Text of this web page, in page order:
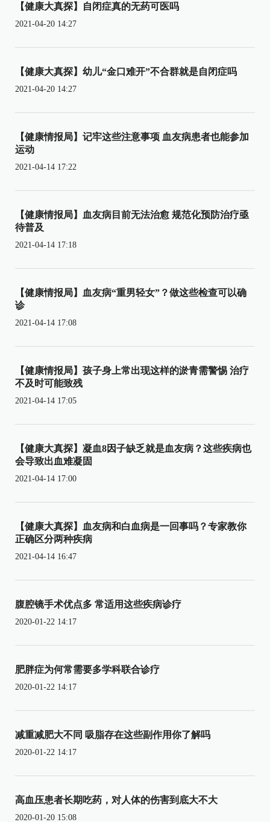
【健康大真探】自闭症真的无药可医吗
2021-04-20 14:27
【健康大真探】幼儿“金口难开”不合群就是自闭症吗
2021-04-20 14:27
【健康情报局】记牢这些注意事项 血友病患者也能参加
运动
2021-04-14 17:22
【健康情报局】血友病目前无法治愈 规范化预防治疗亟
待普及
2021-04-14 17:18
【健康情报局】血友病“重男轻女”？做这些检查可以确
诊
2021-04-14 17:08
【健康情报局】孩子身上常出现这样的淤青需警惕 治疗
不及时可能致残
2021-04-14 17:05
【健康大真探】凝血8因子缺乏就是血友病？这些疾病也
会导致出血难凝固
2021-04-14 17:00
【健康大真探】血友病和白血病是一回事吗？专家教你
正确区分两种疾病
2021-04-14 16:47
腹腔镜手术优点多 常适用这些疾病诊疗
2020-01-22 14:17
肥胖症为何常需要多学科联合诊疗
2020-01-22 14:17
减重减肥大不同 吸脂存在这些副作用你了解吗
2020-01-22 14:17
高血压患者长期吃药，对人体的伤害到底大不大
2020-01-20 15:08